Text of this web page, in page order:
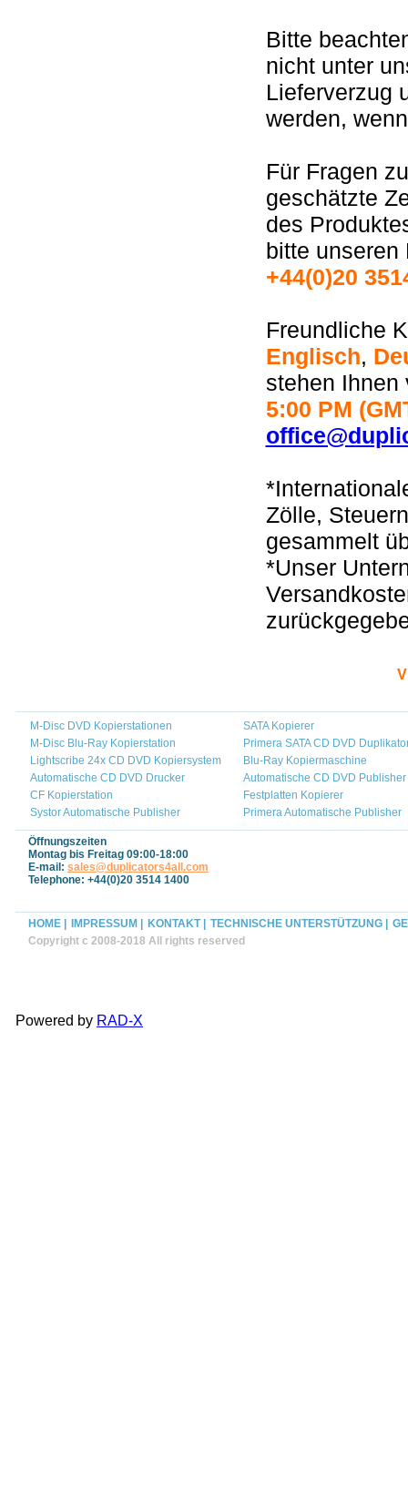
Bitte
nicht unter
Lieferverzug
werden,
Für Fragen
geschätzte
des
bitte unseren
+44(0)20
Freundliche
Englisch,
stehen
5:00 PM
Zölle,
gesammelt
*Unser
M-Disc DVD Kopierstationen
SATA Kopierer
M-Disc Blu-Ray Kopierstation
Primera SATA CD DVD
Lightscribe 24x CD DVD Kopiersystem
Blu-Ray Kopiermaschine
Automatische CD DVD Drucker
Automatische CD DVD Publisher
CF Kopierstation
Festplatten Kopierer
Systor Automatische Publisher
Primera Automatische Publisher
Öffnungszeiten
Montag bis Freitag 09:00-18:00
E-mail: sales@duplicators4all.com
Telephone: +44(0)20 3514 1400
HOME | IMPRESSUM | KONTAKT | TECHNISCHE UNTERSTÜTZUNG |
Copyright c 2008-2018 All rights reserved
Powered by RAD-X